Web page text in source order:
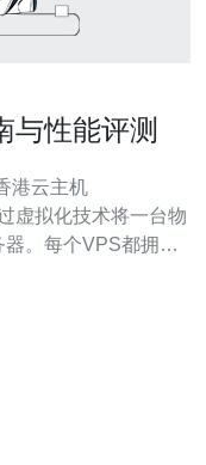
与性能评测
港云主机
虚拟化技术将一台物
。每个VPS都拥有
的主要优势在于其